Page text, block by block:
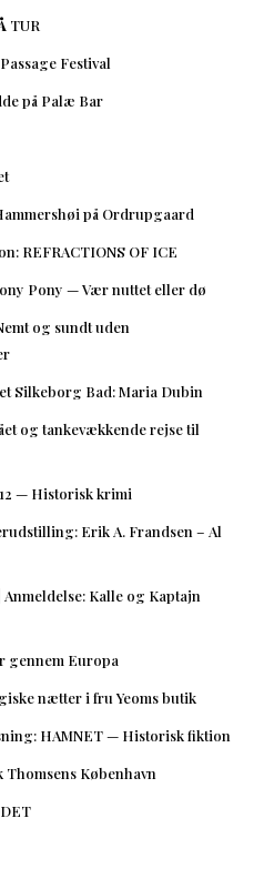
TUR
Festival
på Palæ Bar
på Ordrupgaard
REFRACTIONS OF ICE
Pony — Vær nuttet eller dø
og sundt uden
Silkeborg Bad: Maria Dubin
og tankevækkende rejse til
— Historisk krimi
Erik A. Frandsen – Al
Anmeldelse: Kalle og Kaptajn
gennem Europa
nætter i fru Yeoms butik
HAMNET — Historisk fiktion
København